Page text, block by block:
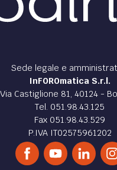
Sede legale e
InFOROmatica S.r.l.
Via Castiglione 81, 40124 -
Tel. 051.98.43.125
Fax 051.98.43.529
P.IVA IT02575961202